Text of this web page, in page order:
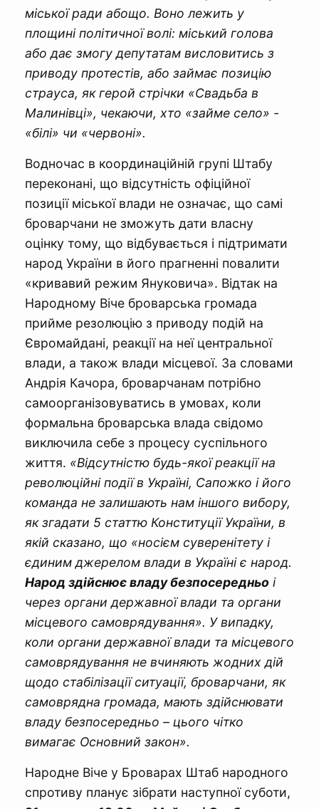
міської ради абощо. Воно лежить у
площині політичної волі: міський голова
або дає змогу депутатам висловитись з
приводу протестів, або займає позицію
страуса, як герой стрічки «Свадьба в
Малинівці», чекаючи, хто «займе село» -
«білі» чи «червоні».
Водночас в координаційній групі Штабу
переконані, що відсутність офіційної
позиції міської влади не означає, що самі
броварчани не зможуть дати власну
оцінку тому, що відбувається і підтримати
народ України в його прагненні повалити
«кривавий режим Януковича». Відтак на
Народному Віче броварська громада
прийме резолюцію з приводу подій на
Євромайдані, реакції на неї центральної
влади, а також влади місцевої. За словами
Андрія Качора, броварчанам потрібно
самоорганізовуватись в умовах, коли
формальна броварська влада свідомо
виключила себе з процесу суспільного
життя. «Відсутністю будь-якої реакції на
революційні події в Україні, Сапожко і його
команда не залишають нам іншого вибору,
як згадати 5 статтю Конституції України, в
якій сказано, що «носієм суверенітету і
єдиним джерелом влади в Україні є народ.
Народ здійснює владу безпосередньо і
через органи державної влади та органи
місцевого самоврядування». У випадку,
коли органи державної влади та місцевого
самоврядування не вчиняють жодних дій
щодо стабілізації ситуації, броварчани, як
самоврядна громада, мають здійснювати
владу безпосередньо – цього чітко
вимагає Основний закон».
Народне Віче у Броварах Штаб народного
спротиву планує зібрати наступної суботи,